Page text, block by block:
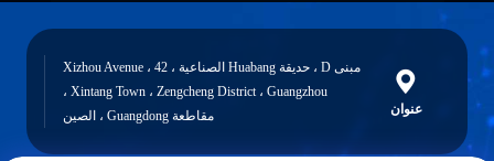
عنوان
مبنى D ، حديقة Huabang الصناعية ، 42 Xizhou Avenue ،
Xintang Town ، Zengcheng District ، Guangzhou ،
مقاطعة Guangdong ، الصين